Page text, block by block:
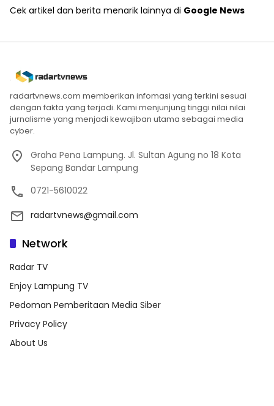
Cek artikel dan berita menarik lainnya di Google News
radartvnews.com memberikan infomasi yang terkini sesuai
dengan fakta yang terjadi. Kami menjunjung tinggi nilai nilai
jurnalisme yang menjadi kewajiban utama sebagai media
cyber.
Graha Pena Lampung. Jl. Sultan Agung no 18 Kota
Sepang Bandar Lampung
0721-5610022
radartvnews@gmail.com
Network
Radar TV
Enjoy Lampung TV
Pedoman Pemberitaan Media Siber
Privacy Policy
About Us